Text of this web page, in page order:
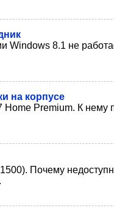
Windows 8.1 не
на корпусе
Premium. К нему
Почему